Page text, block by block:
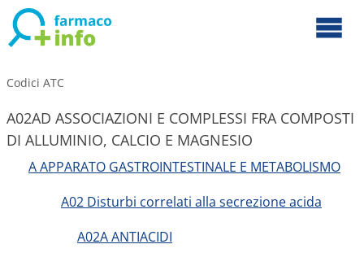
Codici ATC
A02AD ASSOCIAZIONI E COMPLESSI FRA COMPOSTI
DI ALLUMINIO, CALCIO E MAGNESIO
A APPARATO GASTROINTESTINALE E METABOLISMO
A02 Disturbi correlati alla secrezione acida
A02A ANTIACIDI